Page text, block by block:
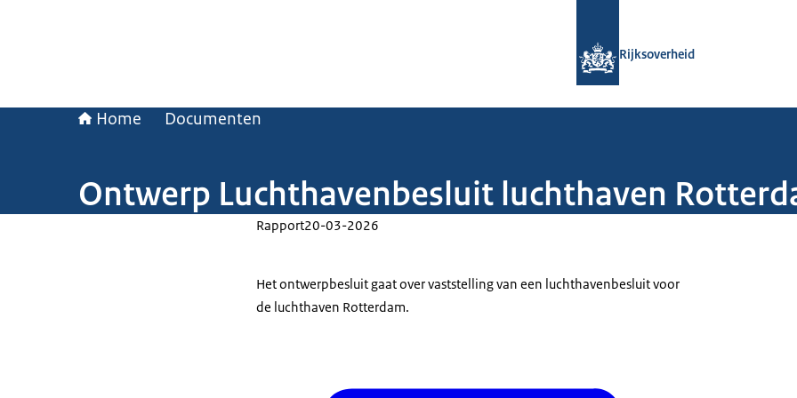
Rijksoverheid
Home Documenten
Ontwerp Luchthavenbesluit luchthaven
Rapport20-03-2026
Het ontwerpbesluit gaat over vaststelling van een luchthavenbesluit voor
de luchthaven Rotterdam.